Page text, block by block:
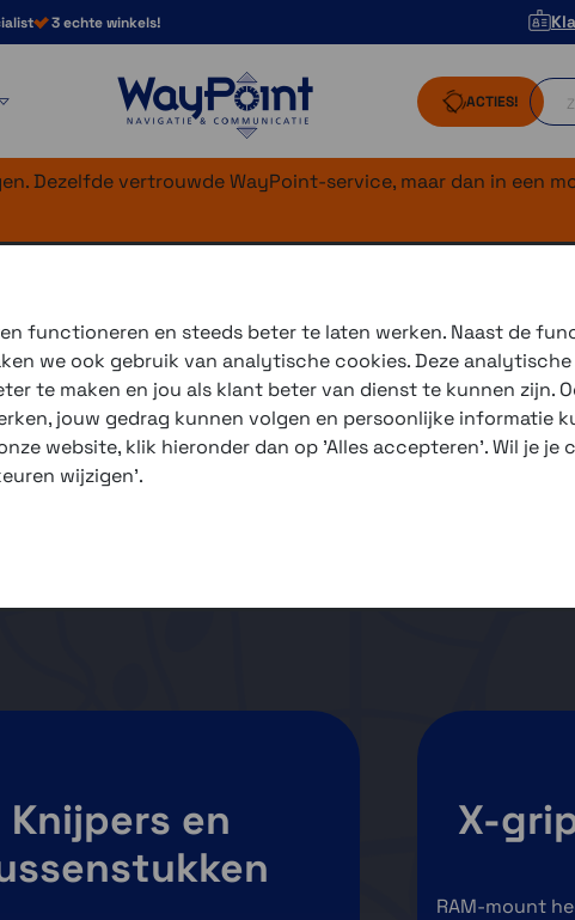
3 echte winkels!
ACTIES!
Dezelfde vertrouwde WayPoint-service, maar dan in een
of telefoon op je motor te monteren.
het assortiment onderdelen, in veel gevallen van het merk
deel wat op je motor komt, dit kan een
nodig en het deel wat op het systeem moet wat je wilt
X-Grip systemen en sets.
Knijpers en
X-
RAM-mount
functioneren en steeds beter te laten werken. Naast de
we ook gebruik van analytische cookies. Deze
te maken en jou als klant beter van dienst te kunnen zijn.
jouw gedrag kunnen volgen en persoonlijke informatie
website, klik hieronder dan op 'Alles accepteren'. Wil je je
wijzigen'.